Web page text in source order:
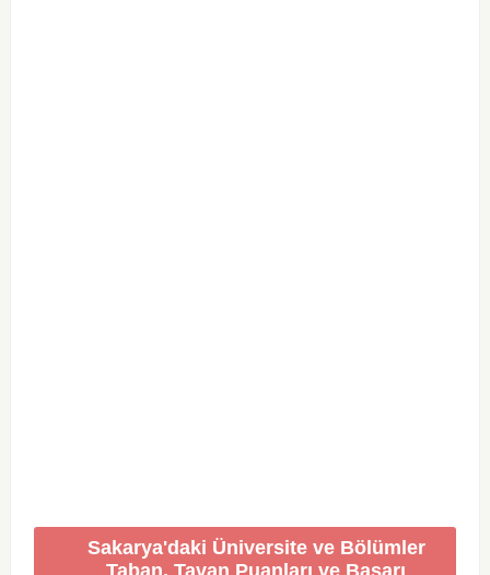
Sakarya'daki Üniversite ve Bölümler
Taban, Tavan Puanları ve Başarı